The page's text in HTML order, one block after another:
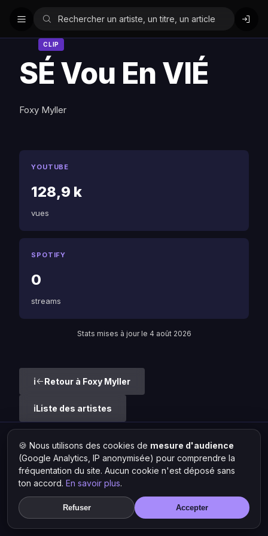
CLIP
SÉ Vou En VlÉ
Foxy Myller
YOUTUBE
128,9 k
vues
SPOTIFY
0
streams
Stats mises à jour le 4 août 2026
Retour à Foxy Myller
Liste des artistes
Hit Lokal·L'actu rap & musique urbaine
© 2026 — Tous droits réservés ·Mentions légales·Gérer les
cookies
🍪 Nous utilisons des cookies de mesure d'audience
(Google Analytics, IP anonymisée) pour comprendre la
fréquentation du site. Aucun cookie n'est déposé sans
ton accord. En savoir plus.
Refuser Accepter